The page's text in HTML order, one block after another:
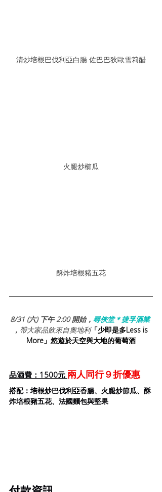
清炒培根巴伐利亞白腸 佐巴巴狄歐雪莉醋
火腿炒櫛瓜
酥炸培根豬五花
8/31 (六) 下午 2:00 開始， 尋俠堂＊捷孚酒業
， 帶大家品飲來自奧地利「少即是多Less is
More」悠遊於天空與大地的葡萄酒
品酒費：1500元 兩人同行９折優惠
搭配：培根炒巴伐利亞香腸、火腿炒節瓜、酥
炸培根豬五花、法國麵包與堅果